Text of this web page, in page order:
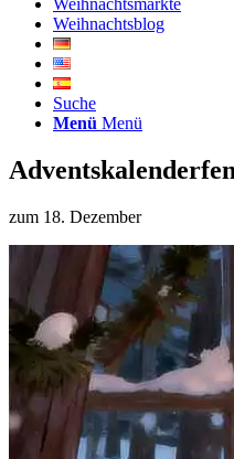
Weihnachtsmärkte
Weihnachtsblog
Suche
Menü Menü
zum 18. Dezember